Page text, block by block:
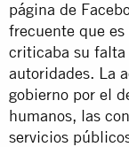
página de
frecuente que
criticaba su falta
autoridades. La
gobierno por el
humanos, las
servicios